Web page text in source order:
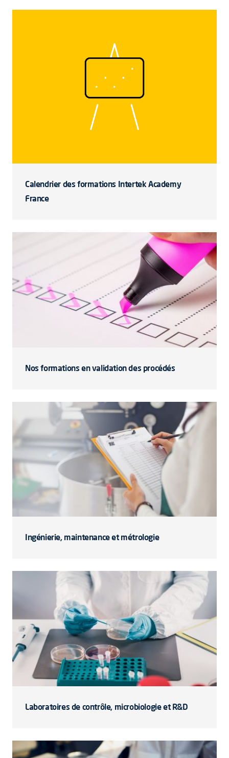
Calendrier des formations Intertek Academy
France
Nos formations en validation des procédés
Ingénierie, maintenance et métrologie
Laboratoires de contrôle, microbiologie et R&D